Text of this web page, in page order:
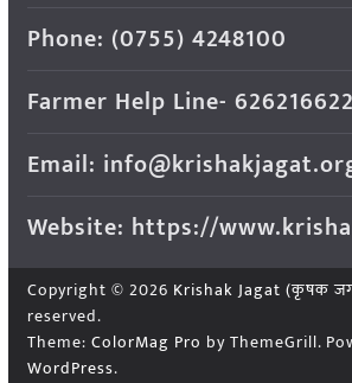
Phone: (0755) 4248100
Farmer Help Line-
Email:
Website: https://
Copyright © 2026 Krishak Jagat (कृषक
reserved.
Theme: ColorMag Pro by ThemeGrill.
WordPress.